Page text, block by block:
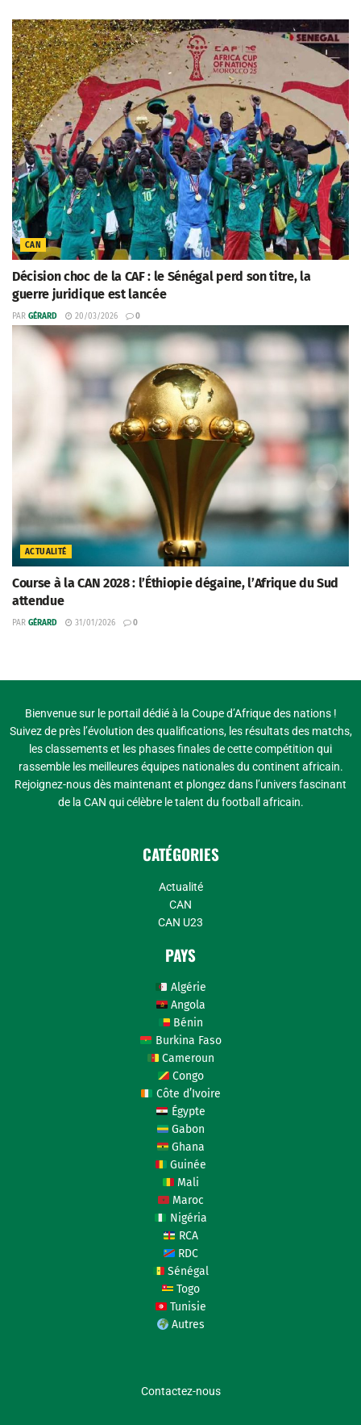
CAN
Décision choc de la CAF : le Sénégal perd son titre, la
guerre juridique est lancée
PAR GÉRARD 20/03/2026 0
ACTUALITÉ
Course à la CAN 2028 : l’Éthiopie dégaine, l’Afrique du Sud
attendue
PAR GÉRARD 31/01/2026 0
Bienvenue sur le portail dédié à la Coupe d’Afrique des nations !
Suivez de près l’évolution des qualifications, les résultats des matchs,
les classements et les phases finales de cette compétition qui
rassemble les meilleures équipes nationales du continent africain.
Rejoignez-nous dès maintenant et plongez dans l’univers fascinant
de la CAN qui célèbre le talent du football africain.
CATÉGORIES
Actualité
CAN
CAN U23
PAYS
Algérie
Angola
Bénin
Burkina Faso
Cameroun
Congo
Côte d’Ivoire
Égypte
Gabon
Ghana
Guinée
Mali
Maroc
Nigéria
RCA
RDC
Sénégal
Togo
Tunisie
Autres
Contactez-nous